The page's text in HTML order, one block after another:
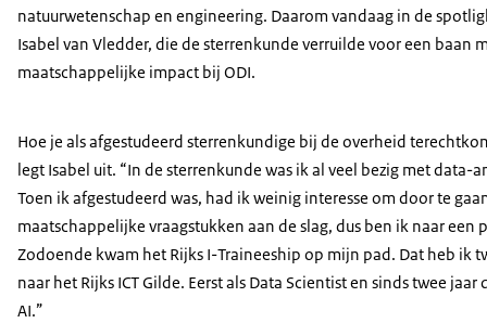
natuurwetenschap en engineering. Daarom vandaag in de
Isabel van Vledder, die de sterrenkunde verruilde voor een baan
maatschappelijke impact bij ODI.
Hoe je als afgestudeerd sterrenkundige bij de overheid
legt Isabel uit. “In de sterrenkunde was ik al veel bezig met
Toen ik afgestudeerd was, had ik weinig interesse om door te
maatschappelijke vraagstukken aan de slag, dus ben ik naar
Zodoende kwam het Rijks I-Traineeship op mijn pad. Dat heb ik
naar het Rijks ICT Gilde. Eerst als Data Scientist en sinds twee
AI.”